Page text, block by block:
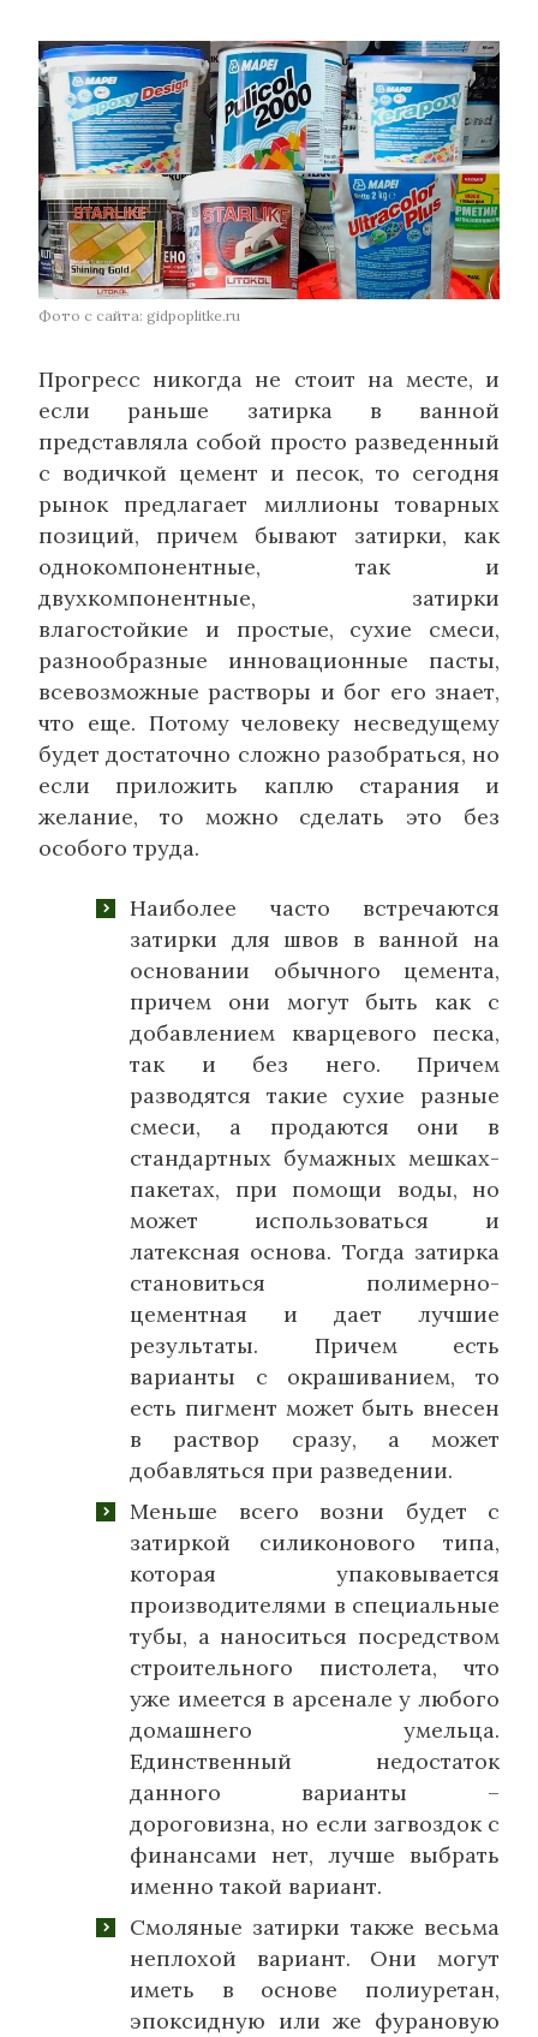
Фото с сайта: gidpoplitke.ru
Прогресс никогда не стоит на месте, и
если раньше затирка в ванной
представляла собой просто разведенный
с водичкой цемент и песок, то сегодня
рынок предлагает миллионы товарных
позиций, причем бывают затирки, как
однокомпонентные, так и
двухкомпонентные, затирки
влагостойкие и простые, сухие смеси,
разнообразные инновационные пасты,
всевозможные растворы и бог его знает,
что еще. Потому человеку несведущему
будет достаточно сложно разобраться, но
если приложить каплю старания и
желание, то можно сделать это без
особого труда.
Наиболее часто встречаются
затирки для швов в ванной на
основании обычного цемента,
причем они могут быть как с
добавлением кварцевого песка,
так и без него. Причем
разводятся такие сухие разные
смеси, а продаются они в
стандартных бумажных мешках-
пакетах, при помощи воды, но
может использоваться и
латексная основа. Тогда затирка
становиться полимерно-
цементная и дает лучшие
результаты. Причем есть
варианты с окрашиванием, то
есть пигмент может быть внесен
в раствор сразу, а может
добавляться при разведении.
Меньше всего возни будет с
затиркой силиконового типа,
которая упаковывается
производителями в специальные
тубы, а наноситься посредством
строительного пистолета, что
уже имеется в арсенале у любого
домашнего умельца.
Единственный недостаток
данного варианты –
дороговизна, но если загвоздок с
финансами нет, лучше выбрать
именно такой вариант.
Смоляные затирки также весьма
неплохой вариант. Они могут
иметь в основе полиуретан,
эпоксидную или же фурановую